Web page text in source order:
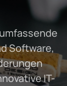
Software,
IT-